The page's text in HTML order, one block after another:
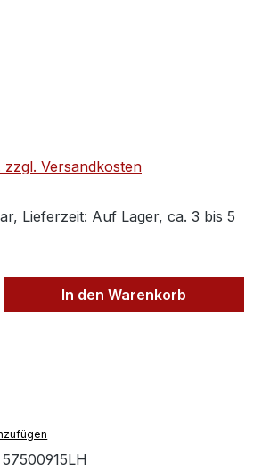
Versandkosten
Lieferzeit: Auf Lager, ca. 3 bis 5
Gib den
In den Warenkorb
57500915LH